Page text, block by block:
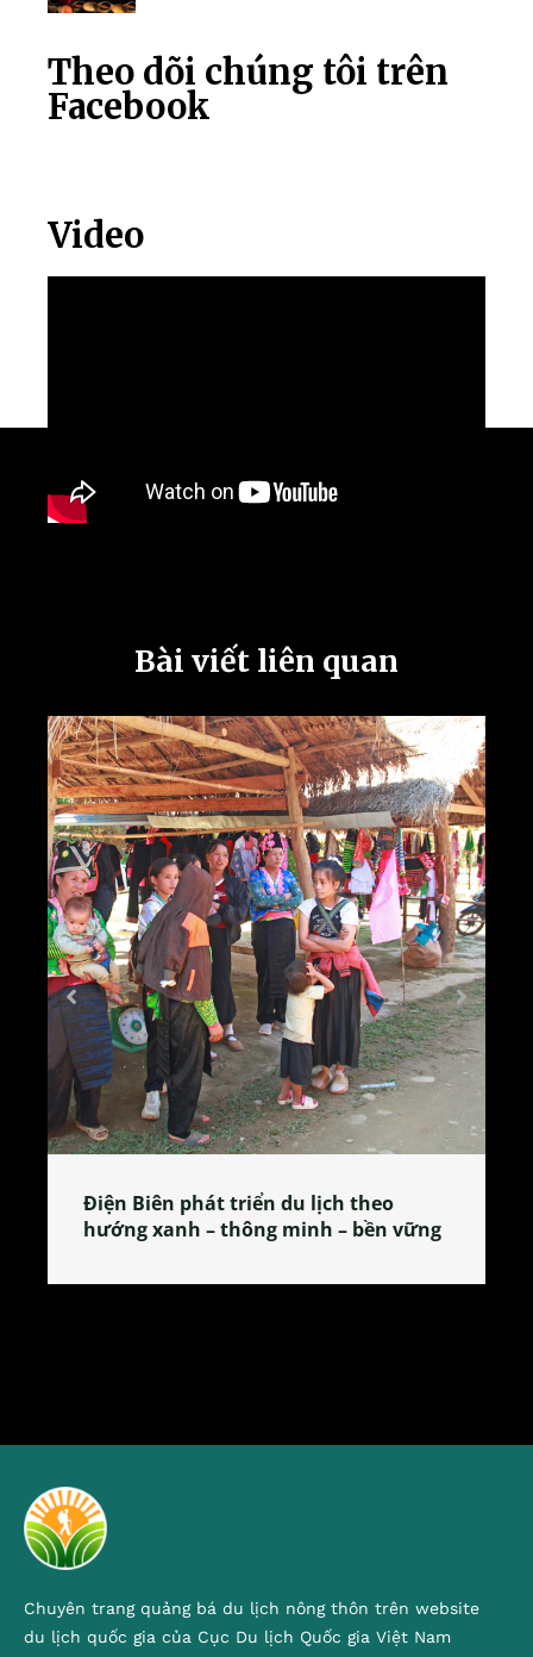
Theo dõi chúng tôi trên
Facebook
Video
Bài viết liên quan
vững
Làng làm bánh tẻ Phú Nhi – nơi lan
tỏa đặc sản xứ Đoài
Chuyên trang quảng bá du lịch nông thôn trên website
du lịch quốc gia của Cục Du lịch Quốc gia Việt Nam